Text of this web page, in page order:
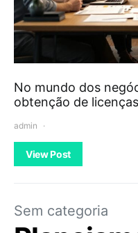
No mundo dos
obtenção de
admin
View Post
Sem categoria